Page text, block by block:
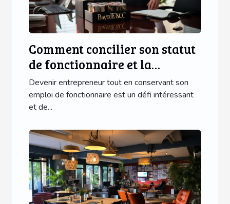
Comment concilier son statut
de fonctionnaire et la
création d'une entreprise
Devenir entrepreneur tout en conservant son
emploi de fonctionnaire est un défi intéressant
et de...